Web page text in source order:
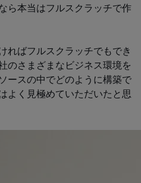
ら本当はフルスクラッチで作
ればフルスクラッチでもでき
のさまざまなビジネス環境を
ースの中でどのように構築で
よく見極めていただいたと思